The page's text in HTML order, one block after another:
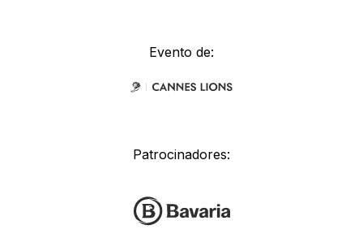
Evento de:
Patrocinadores: